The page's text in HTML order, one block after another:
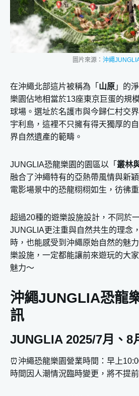
HORIZON BALLOON-無死角眺
FINDING DINOSAURS-TREE-
叢林克服恐懼找到走失的恐龍
TREE-TOP TREKKING-搖擺行
駛越野車探索更多園區
BUGGY VOLTAGE: Fun
遊在野外賽道
BUNGEE GLIDER-高空彈跳就
TITAN’S SWING-巨大鞦韆搖盪至
GRAVITY DROP-信任地心引力
YAMBARU FRIENDS-與山原夥
TAM TAM TRAM-遊園節奏小電車
JUNGLIA SPLASH FES-暢快享
SPLASH BATTLE-行動代號只能
EXTREME ACRO-極限舞團遊街
JUNGLIA NIGHT FES-最後的派
沖繩JUNGLIA恐龍樂園 SPA水療設施
沖繩JUNGLIA恐龍樂園 身高年齡限
沖繩JUNGLIA恐龍樂園 餐飲及樂園
PANORAMA DINING
圖片來源： 沖繩
在沖繩北部這片被稱為「 山原 」的
樂園佔地相當於13座東京巨蛋的規
球場。選址於名護市與今歸仁村交
宇利島，這裡不只擁有得天獨厚的
界自然遺產的範疇。
JUNGLIA恐龍樂園的園區以「 叢林
融合了沖繩特有的亞熱帶風情與新
電影場景中的恐龍栩栩如生，彷彿
超過20種的遊樂設施設計，不同於
JUNGLIA更注重與自然共生的理念
時，也能感受到沖繩原始自然的魅
樂設施，一定都能讓前來遊玩的大
魅力～
沖繩JUNGLIA恐龍
訊
JUNGLIA 2025/7月、8
⏰沖繩恐龍樂園營業時間：早上
時間因人潮情況臨時變更，將不提前